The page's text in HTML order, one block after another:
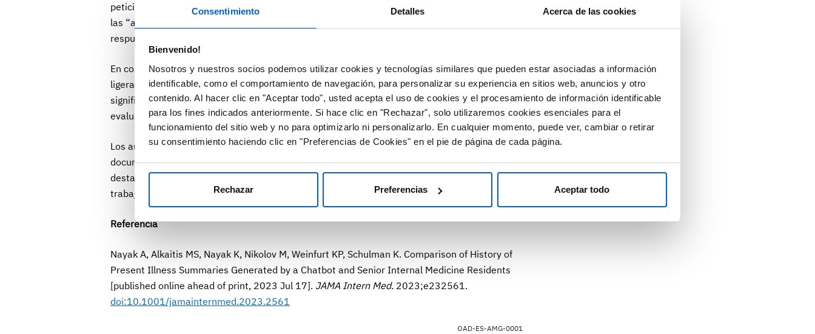
Consentimiento Detalles Acerca de las cookies
Bienvenido!
Nosotros y nuestros socios podemos utilizar cookies y tecnologías similares que pueden estar asociadas a información
identificable, como el comportamiento de navegación, para personalizar su experiencia en sitios web, anuncios y otro
contenido. Al hacer clic en "Aceptar todo", usted acepta el uso de cookies y el procesamiento de información identificable
para los fines indicados anteriormente. Si hace clic en "Rechazar", solo utilizaremos cookies esenciales para el
funcionamiento del sitio web y no para optimizarlo ni personalizarlo. En cualquier momento, puede ver, cambiar o retirar
su consentimiento haciendo clic en "Preferencias de Cookies" en el pie de página de cada página.
Rechazar Preferencias Aceptar todo
peticiones cada vez más precisas y detalladas para optimizar los resultados del LLM y evitar
las “alucinaciones”, como se conoce a la incorporación de información inventada en las
respuestas.
En conjunto, las HPI elaboradas por los residentes recibieron una puntuación media
ligeramente superior (12,18) a las generadas por ChatGPT (11,23), si bien la diferencia no fue
significativa. Por otro lado, los adjuntos acertaron la autoría de seis de cada diez HPI
evaluadas.
Los autores destacan que los LLM tienen potencial para ayudar a los clínicos en tareas de
documentación médica, por lo que serán necesarios más estudios al respecto. También
destacan la importancia de la colaboración entre clínicos y desarrolladores de IA para
trabajar en herramientas que optimicen la precisión de los resultados.
Referencia
Nayak A, Alkaitis MS, Nayak K, Nikolov M, Weinfurt KP, Schulman K. Comparison of History of
Present Illness Summaries Generated by a Chatbot and Senior Internal Medicine Residents
[published online ahead of print, 2023 Jul 17]. JAMA Intern Med. 2023;e232561.
doi:10.1001/jamainternmed.2023.2561
OAD-ES-AMG-0001